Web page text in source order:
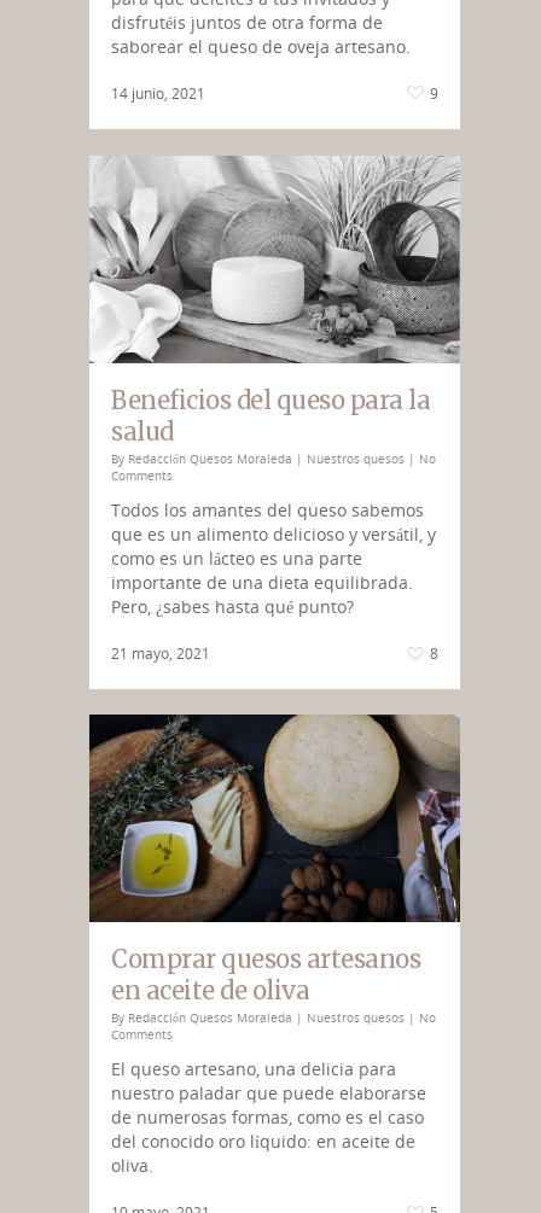
disfrutéis juntos de otra forma de
saborear el queso de oveja artesano.
14 junio, 2021 9
Beneficios del queso para la
salud
By Redacción Quesos Moraleda | Nuestros quesos | No
Comments
Todos los amantes del queso sabemos
que es un alimento delicioso y versátil, y
como es un lácteo es una parte
importante de una dieta equilibrada.
Pero, ¿sabes hasta qué punto?
21 mayo, 2021 8
Comprar quesos artesanos
en aceite de oliva
By Redacción Quesos Moraleda | Nuestros quesos | No
Comments
El queso artesano, una delicia para
nuestro paladar que puede elaborarse
de numerosas formas, como es el caso
del conocido oro líquido: en aceite de
oliva.